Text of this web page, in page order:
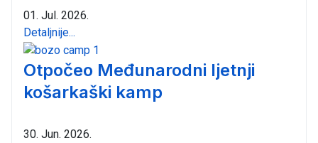
01. Jul. 2026.
Detaljnije...
Otpočeo Međunarodni ljetnji
košarkaški kamp
30. Jun. 2026.